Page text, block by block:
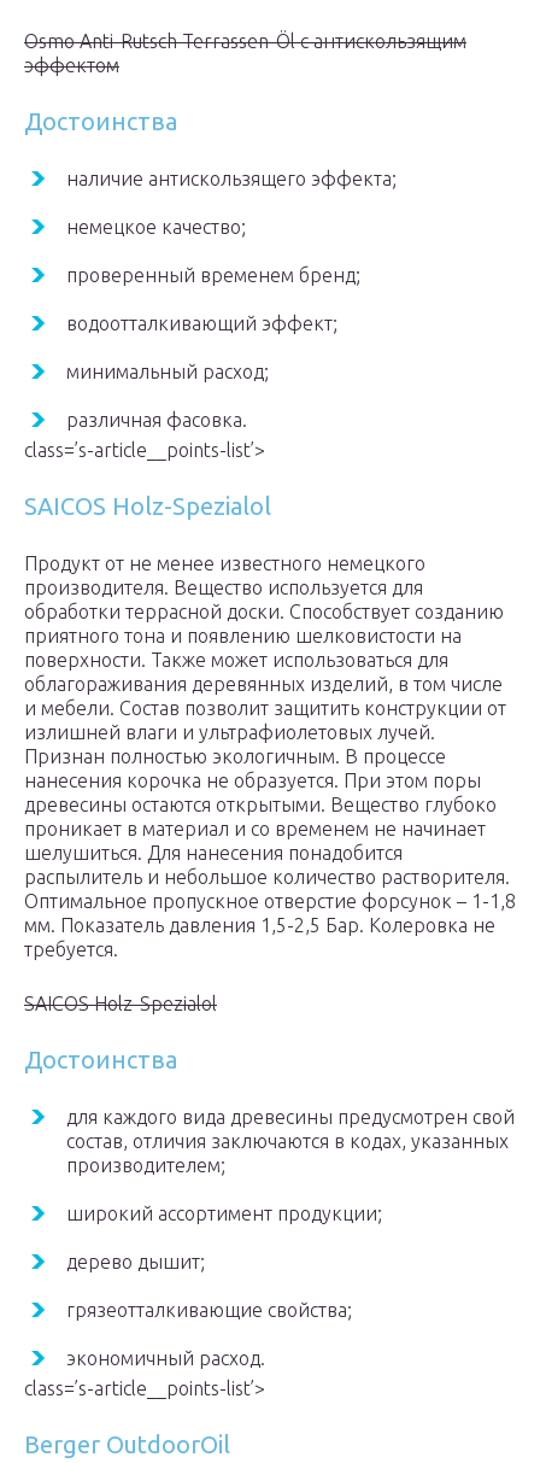
Osmo Anti-Rutsch Terrassen-Öl c антискользящим
эффектом
Достоинства
наличие антискользящего эффекта;
немецкое качество;
проверенный временем бренд;
водоотталкивающий эффект;
минимальный расход;
различная фасовка.
class=’s-article__points-list’>
SAICOS Holz-Spezialol
Продукт от не менее известного немецкого
производителя. Вещество используется для
обработки террасной доски. Способствует созданию
приятного тона и появлению шелковистости на
поверхности. Также может использоваться для
облагораживания деревянных изделий, в том числе
и мебели. Состав позволит защитить конструкции от
излишней влаги и ультрафиолетовых лучей.
Признан полностью экологичным. В процессе
нанесения корочка не образуется. При этом поры
древесины остаются открытыми. Вещество глубоко
проникает в материал и со временем не начинает
шелушиться. Для нанесения понадобится
распылитель и небольшое количество растворителя.
Оптимальное пропускное отверстие форсунок – 1-1,8
мм. Показатель давления 1,5-2,5 Бар. Колеровка не
требуется.
SAICOS Holz-Spezialol
Достоинства
для каждого вида древесины предусмотрен свой
состав, отличия заключаются в кодах, указанных
производителем;
широкий ассортимент продукции;
дерево дышит;
грязеотталкивающие свойства;
экономичный расход.
class=’s-article__points-list’>
Berger OutdoorOil